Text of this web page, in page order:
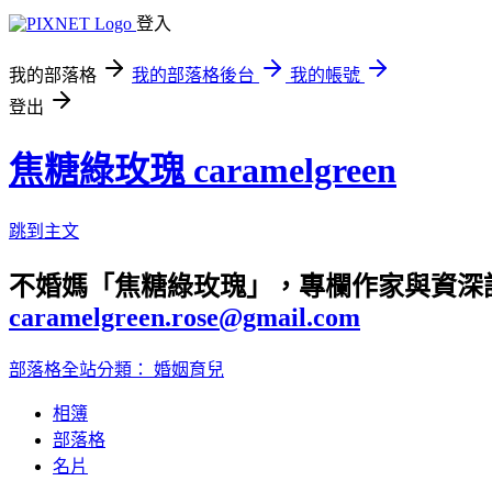
登入
我的部落格 我的部落格後台
我的帳號
登出
焦糖綠玫瑰 caramelgreen
跳到主文
不婚媽「焦糖綠玫瑰」，專欄作家與資深
caramelgreen.rose@gmail.com
部落格全站分類： 婚姻育兒
相簿
部落格
名片